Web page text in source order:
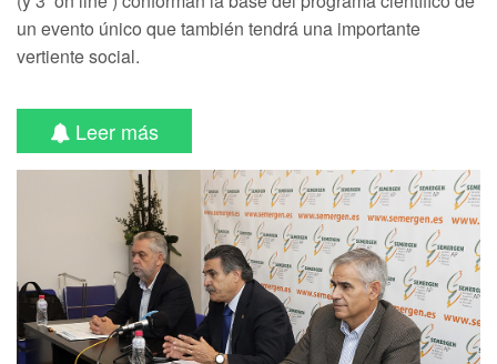
un evento único que también tendrá una importante
vertiente social.
Leer más